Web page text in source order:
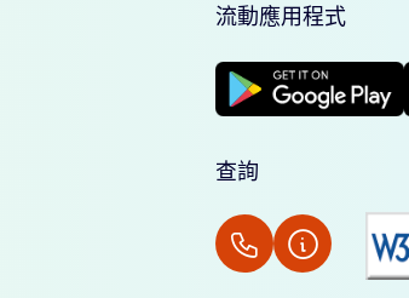
流動應用程式
查詢